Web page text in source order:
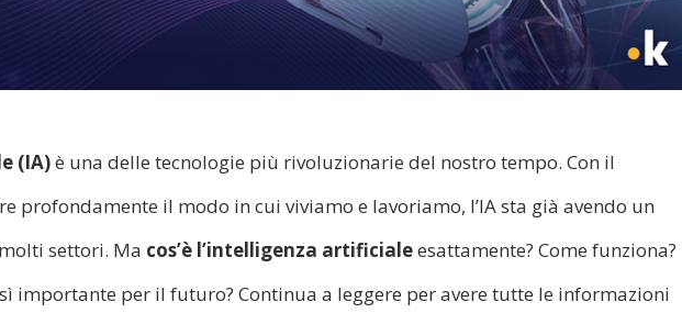
(IA)è una delle tecnologie più rivoluzionarie del nostro tempo. Con il
profondamente il modo in cui viviamo e lavoriamo, l’IA sta già avendo un
settori. Ma cos’è l’intelligenza artificialeesattamente? Come funziona?
importante per il futuro? Continua a leggere per avere tutte le informazioni